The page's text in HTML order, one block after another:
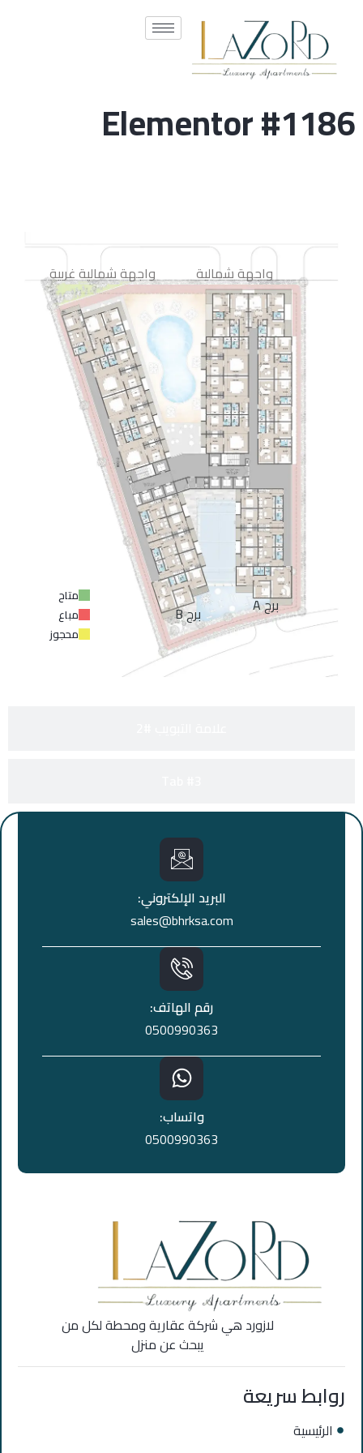
Elementor #1186
واجهة شمالية واجهة شمالية غربية
برج A برج B
متاح
مباع
محجوز
البريد الإلكتروني:
sales@bhrksa.com
رقم الهاتف:
0500990363
واتساب:
0500990363
لازورد هي شركة عقارية ومحطة لكل من
يبحث عن منزل
روابط سريعة
الرئيسية